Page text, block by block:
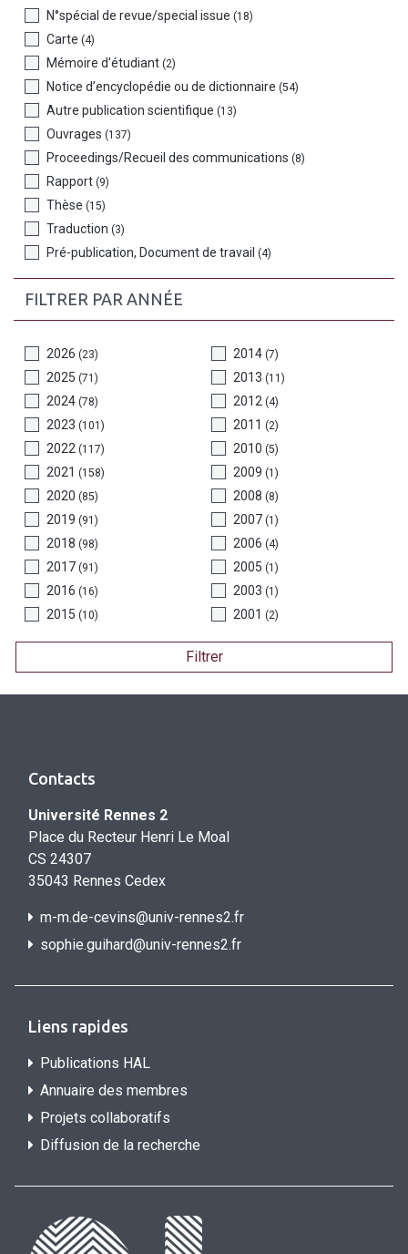
N°spécial de revue/special issue (18)
Carte (4)
Mémoire d'étudiant (2)
Notice d’encyclopédie ou de dictionnaire (54)
Autre publication scientifique (13)
Ouvrages (137)
Proceedings/Recueil des communications (8)
Rapport (9)
Thèse (15)
Traduction (3)
Pré-publication, Document de travail (4)
FILTRER PAR ANNÉE
2026 (23)
2025 (71)
2024 (78)
2023 (101)
2022 (117)
2021 (158)
2020 (85)
2019 (91)
2018 (98)
2017 (91)
2016 (16)
2015 (10)
2014 (7)
2013 (11)
2012 (4)
2011 (2)
2010 (5)
2009 (1)
2008 (8)
2007 (1)
2006 (4)
2005 (1)
2003 (1)
2001 (2)
Filtrer
Contacts
Université Rennes 2
Place du Recteur Henri Le Moal
CS 24307
35043 Rennes Cedex
m-m.de-cevins@univ-rennes2.fr
sophie.guihard@univ-rennes2.fr
Liens rapides
Publications HAL
Annuaire des membres
Projets collaboratifs
Diffusion de la recherche